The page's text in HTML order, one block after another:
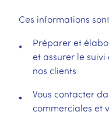
Ces informations
Préparer et
et assurer le suivi
nos clients
Vous contacter
commerciales et